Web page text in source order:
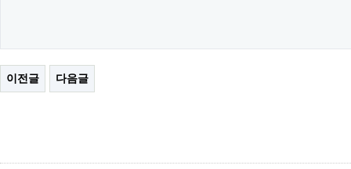
이전글 다음글